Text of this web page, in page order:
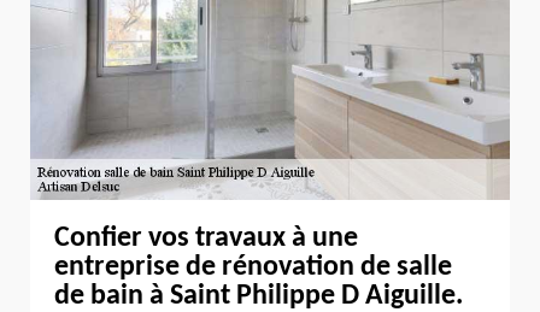
Confier vos travaux à une
entreprise de rénovation de salle
de bain à Saint Philippe D Aiguille.